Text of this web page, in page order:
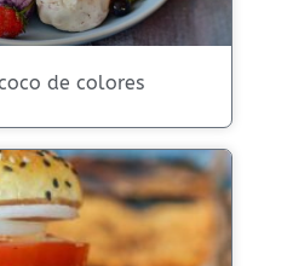
de colores